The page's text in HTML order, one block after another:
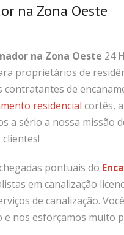
na Zona Oeste
na Zona Oeste 24
proprietários de
contratantes de
residencial cortês,
a sério a nossa missão
pontuais do
em canalização
de canalização.
nos esforçamos muito